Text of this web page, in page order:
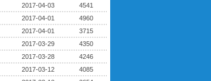
2017-04-03
4541
2017-04-01
4960
2017-04-01
3715
2017-03-29
4350
2017-03-28
4246
2017-03-12
4085